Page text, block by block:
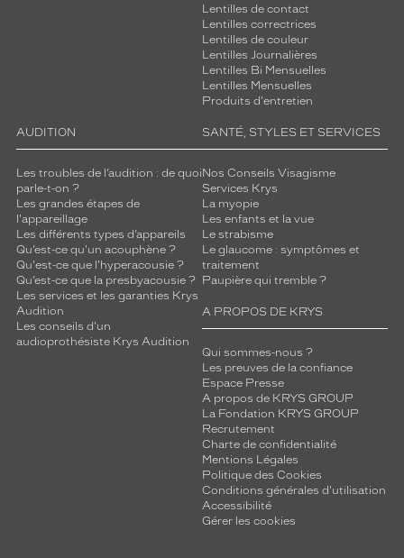
Lentilles de contact
Lentilles correctrices
Lentilles de couleur
Lentilles Journalières
Lentilles Bi Mensuelles
Lentilles Mensuelles
Produits d'entretien
AUDITION
Les troubles de l’audition : de quoi
parle-t-on ?
Les grandes étapes de
l'appareillage
Les différents types d’appareils
Qu’est-ce qu'un acouphène ?
Qu'est-ce que l'hyperacousie ?
Qu’est-ce que la presbyacousie ?
Les services et les garanties Krys
Audition
Les conseils d'un
audioprothésiste Krys Audition
SANTÉ, STYLES ET SERVICES
Nos Conseils Visagisme
Services Krys
La myopie
Les enfants et la vue
Le strabisme
Le glaucome : symptômes et
traitement
Paupière qui tremble ?
A PROPOS DE KRYS
Qui sommes-nous ?
Les preuves de la confiance
Espace Presse
A propos de KRYS GROUP
La Fondation KRYS GROUP
Recrutement
Charte de confidentialité
Mentions Légales
Politique des Cookies
Conditions générales d'utilisation
Accessibilité
Gérer les cookies